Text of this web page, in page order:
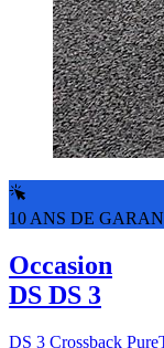
10 ANS DE
Occasion
DS DS 3
DS 3 Crossback